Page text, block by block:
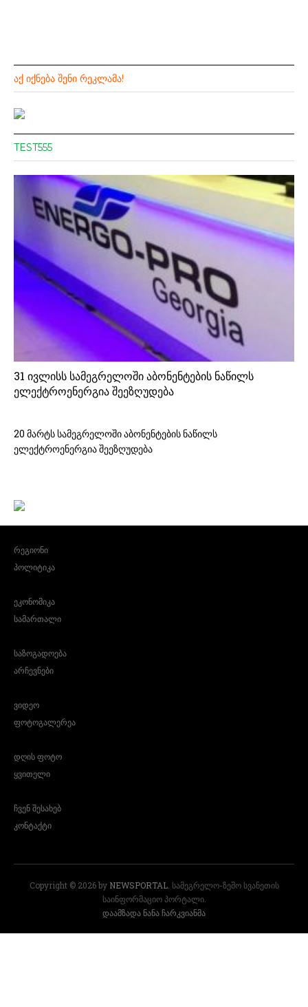
ᲐᲥ ᲘᲥᲜᲔᲑᲐ ᲨᲔᲜᲘ ᲠᲔᲙᲚᲐᲛᲐ!
TEST555
31 ივლისს სამეგრელოში აბონენტების ნაწილს
ელექტროენერგია შეეზღუდება
20 მარტს სამეგრელოში აბონენტების ნაწილს
ელექტროენერგია შეეზღუდება
რეგიონი
პოლიტიკა
ეკონომიკა
სამართალი
საზოგადოება
არჩევნები
ვიდეო
ფოტოგალერეა
დღის ფოტო
ყვითელი
ჩვენ შესახებ
კონტაქტი
Copyright © 2026 by NEWSPORTAL. სამეგრელო-ზემო სვანეთის
საინფორმაციო პორტალი.
დაამზადა ნანა ჩარკვიანმა